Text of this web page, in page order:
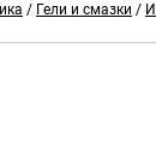
/ Гели и смазки /